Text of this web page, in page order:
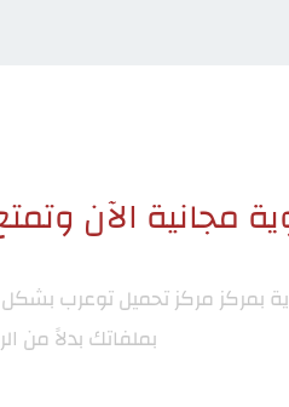
مجانية الآن
بمركزمركز تحميل توعرببشكل
بملفاتك بدلاً من